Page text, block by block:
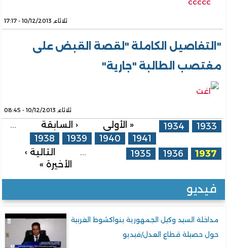
ثلاثاء, 10/12/2013 - 17:17
"التفاصيل الكاملة "لقصة القبض على
مغتصب الطالبة "جارية"
ثلاثاء, 10/12/2013 - 08:45
الصفحات « الأولى ‹ السابقة … 1933
1934
1935 1936 1937
1938 1939 1940
1941
…
التالية ›
الأخيرة »
فيديو
مداخلة السيد وكيل الجمهورية بنواكشوط الغربية
حول حصيلة قطاع العدل/فيديو